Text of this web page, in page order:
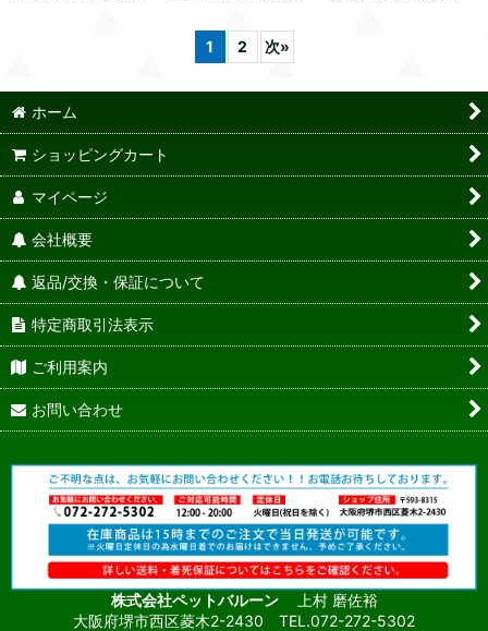
1 2 次»
ホーム
ショッピングカート
マイページ
会社概要
返品/交換・保証について
特定商取引法表示
ご利用案内
お問い合わせ
株式会社ペットバルーン
上村 磨佐裕
大阪府堺市西区菱木2-2430 TEL.072-272-5302